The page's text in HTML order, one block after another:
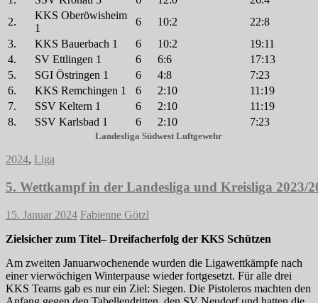
2.
KKS Oberöwisheim
1
6 10:2
22:8
3.
KKS Bauerbach 1 6 10:2
19:11
4.
SV Ettlingen 1 6 6:6
17:13
5.
SGI Östringen 1 6 4:8
7:23
6.
KKS Remchingen 1 6 2:10
11:19
7.
SSV Keltern 1 6 2:10
11:19
8.
SSV Karlsbad 1 6 2:10 7:23
Landesliga Südwest Luftgewehr
2024, Liga
5. Wettkampf in der Landesliga und Kreisliga 2023/
15. Januar 2024 Fabienne Götzl
Zielsicher zum Titel– Dreifacherfolg der KKS Schützen
Am zweiten Januarwochenende wurden die Ligawettkämpfe nach
einer vierwöchigen Winterpause wieder fortgesetzt. Für alle drei
KKS Teams gab es nur ein Ziel: Siegen. Die Pistoleros machten den